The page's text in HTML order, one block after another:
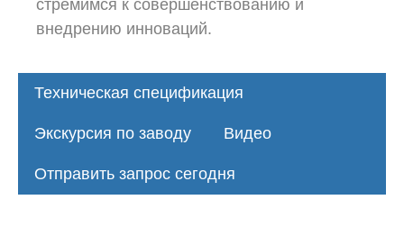
стремимся к совершенствованию и
внедрению инноваций.
Техническая спецификация
Экскурсия по заводу Видео
Отправить запрос сегодня